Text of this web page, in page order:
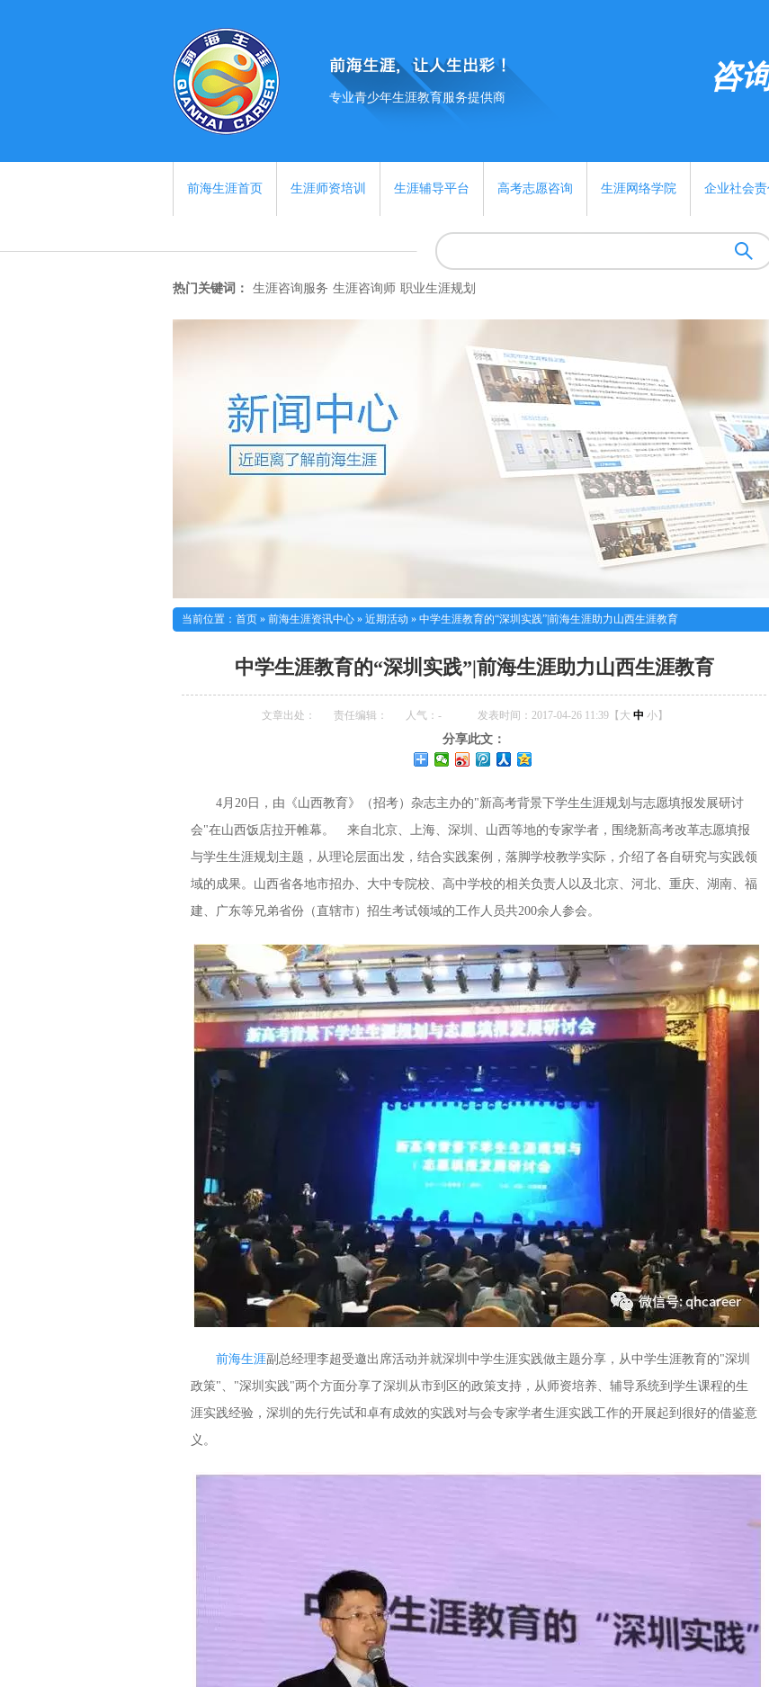
专业青少年生涯教育服务提供商
咨
前海生涯首页 生涯师资培训 生涯辅导平台 高考志愿咨询 生涯网络学院 企业社会责
热门关键词： 生涯咨询服务 生涯咨询师 职业生涯规划
当前位置： 首页 » 前海生涯资讯中心 » 近期活动 » 中学生涯教育的“深圳实践”|前海生涯助力山西生涯教育
中学生涯教育的“深圳实践”|前海生涯助力山西生涯教育
文章出处： 责任编辑： 人气： - 发表时间：2017-04-26 11:39【 大 中 小】
分享此文：
4月20日，由《山西教育》（招考）杂志主办的"新高考背景下学生生涯规划与志愿填报发展研讨
会"在山西饭店拉开帷幕。 来自北京、上海、深圳、山西等地的专家学者，围绕新高考改革志愿填报
与学生生涯规划主题，从理论层面出发，结合实践案例，落脚学校教学实际，介绍了各自研究与实践领
域的成果。山西省各地市招办、大中专院校、高中学校的相关负责人以及北京、河北、重庆、湖南、福
建、广东等兄弟省份（直辖市）招生考试领域的工作人员共200余人参会。
前海生涯副总经理李超受邀出席活动并就深圳中学生涯实践做主题分享，从中学生涯教育的"深圳
政策"、"深圳实践"两个方面分享了深圳从市到区的政策支持，从师资培养、辅导系统到学生课程的生
涯实践经验，深圳的先行先试和卓有成效的实践对与会专家学者生涯实践工作的开展起到很好的借鉴意
义。